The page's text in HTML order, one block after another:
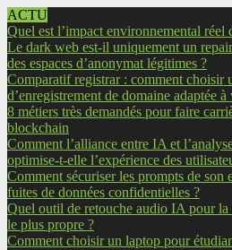
ACTU
Quel est l’impact environnemental
Le dark web est-il uniquement un
des espaces d’anonymat légitimes ?
Comparatif registrar : comment choisir
d’enregistrement de domaine adaptée à
8 métiers très demandés pour faire
blockchain
Comment l’alliance entre IA et
optimise-t-elle l’expérience des
Comment sécuriser les prompts de son
fuites de données confidentielles ?
Quel outil de retouche audio IA pour
le plus propre ?
Comment choisir un laptop pour